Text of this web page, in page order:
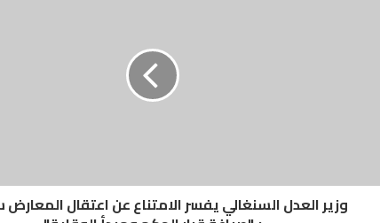
وزير العدل السنغالي يفسر الامتناع عن اعتقال